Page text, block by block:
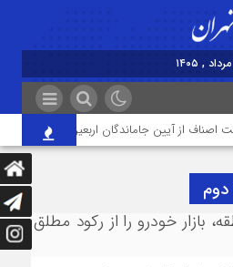
اصناف از آیین جاماندگان اربعین در تهران؛ از